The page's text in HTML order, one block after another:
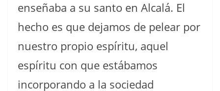
enseñaba a su santo en Alcalá. El
hecho es que dejamos de pelear por
nuestro propio espíritu, aquel
espíritu con que estábamos
incorporando a la sociedad